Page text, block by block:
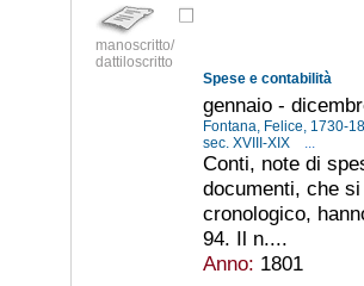
manoscritto/
dattiloscritto
Spese e contabilità
gennaio -
Fontana, Felice, 1730-
sec. XVIII-XIX
...
Conti, note di
documenti, che
cronologico,
94. Il n....
Anno: 1801